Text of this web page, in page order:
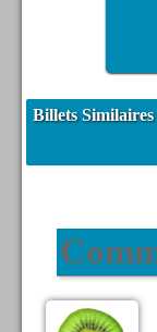
Billets Similaires